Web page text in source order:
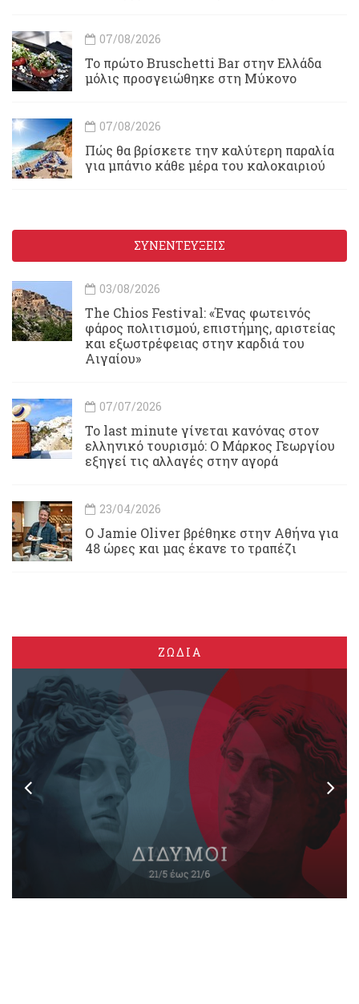
07/08/2026
Το πρώτο Bruschetti Bar στην Ελλάδα
μόλις προσγειώθηκε στη Μύκονο
07/08/2026
Πώς θα βρίσκετε την καλύτερη παραλία
για μπάνιο κάθε μέρα του καλοκαιριού
ΣΥΝΕΝΤΕΥΞΕΙΣ
03/08/2026
Τhe Chios Festival: «Ένας φωτεινός
φάρος πολιτισμού, επιστήμης, αριστείας
και εξωστρέφειας στην καρδιά του
Αιγαίου»
07/07/2026
Το last minute γίνεται κανόνας στον
ελληνικό τουρισμό: Ο Μάρκος Γεωργίου
εξηγεί τις αλλαγές στην αγορά
23/04/2026
Ο Jamie Oliver βρέθηκε στην Αθήνα για
48 ώρες και μας έκανε το τραπέζι
ΖΩΔΙΑ